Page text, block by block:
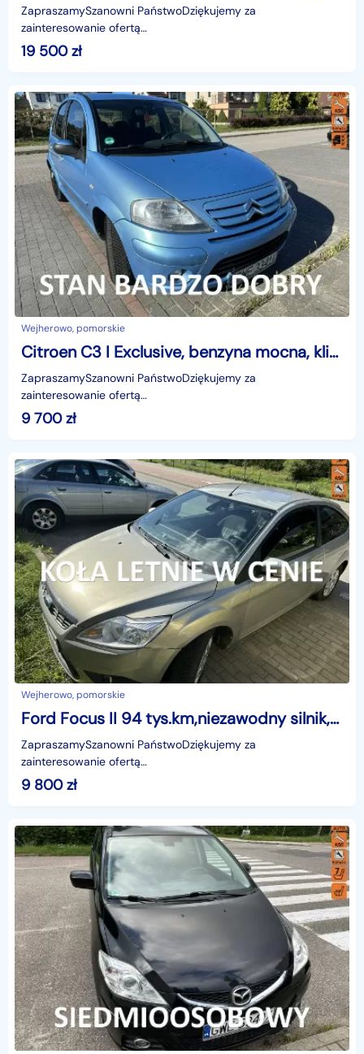
ZapraszamySzanowni PaństwoDziękujemy za
zainteresowanie ofertą
AutazEuropejskichSalonow.pl.czynne:pn-pt 9-18.sob 10-15.
Parkuje w Wejherowo,ul. Orzeszkowej 10,
19 500zł
Wejherowo, pomorskie
Citroen C3 I Exclusive, benzyna mocna, klimatronik, składane lusterka, isofix,
ZapraszamySzanowni PaństwoDziękujemy za
zainteresowanie ofertą
AutazEuropejskichSalonow.pl.czynne:pn-pt 9-18.sob 10-15.
Parkuje w Wejherowo,ul. Orzeszkowej 10,
9 700zł
Wejherowo, pomorskie
Ford Focus II 94 tys.km,niezawodny silnik,po liftingu, drugie koła,podg. szyba fro
ZapraszamySzanowni PaństwoDziękujemy za
zainteresowanie ofertą
AutazEuropejskichSalonow.pl.czynne:pn-pt 9-18.sob 10-15.
9 800zł